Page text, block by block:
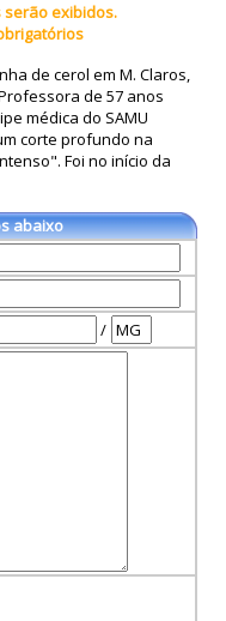
exibidos.
de cerol em M. Claros,
de 57 anos
médica do SAMU
corte profundo na
Foi no início da
abaixo
/